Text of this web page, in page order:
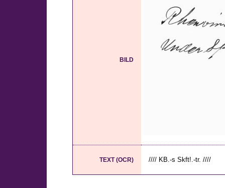
BILD
TEXT (OCR) //// KB.-s Skft!.-tr. ////